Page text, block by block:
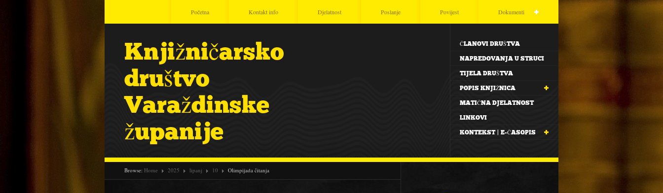
Početna Kontakt info Djelatnost Poslanje Povijest Dokumenti
Knjižničarsko
društvo
Varaždinske
županije
ČLANOVI DRUŠTVA
NAPREDOVANJA U STRUCI
TIJELA DRUŠTVA
POPIS KNJIŽNICA
MATIČNA DJELATNOST
LINKOVI
KONTEKST | E-ČASOPIS
Browse: Home 2025 lipanj 10 Olimpijada čitanja